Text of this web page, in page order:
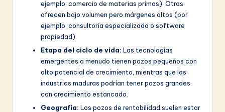
ejemplo, comercio de materias primas). Otros
ofrecen bajo volumen pero márgenes altos (por
ejemplo, consultoría especializada o software
propiedad).
Etapa del ciclo de vida: Las tecnologías
emergentes a menudo tienen pozos pequeños con
alto potencial de crecimiento, mientras que las
industrias maduras podrían tener pozos grandes
con crecimiento estancado.
Geografía: Los pozos de rentabilidad suelen estar